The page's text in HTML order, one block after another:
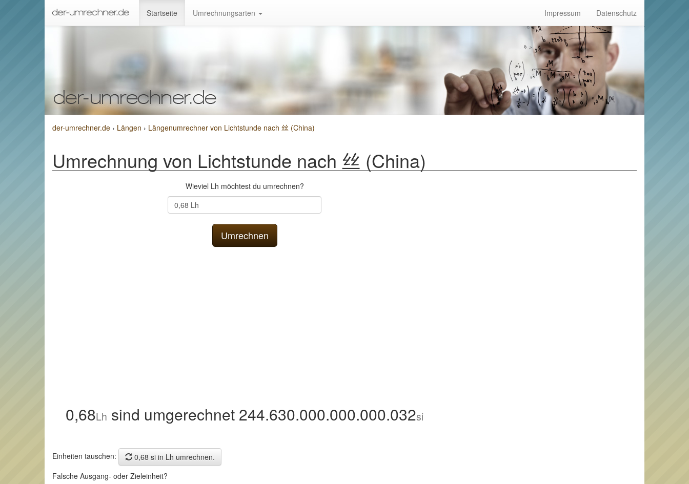
Startseite Umrechnungsarten Impressum Datenschutz
der-umrechner.de › Längen › Längenumrechner von Lichtstunde nach 丝 (China)
Umrechnung von Lichtstunde nach 丝 (China)
Wieviel Lh möchtest du umrechnen?
0,68Lh sind umgerechnet 244.630.000.000.000.032si
Einheiten tauschen:
0,68 si in Lh umrechnen.
Falsche Ausgang- oder Zieleinheit?